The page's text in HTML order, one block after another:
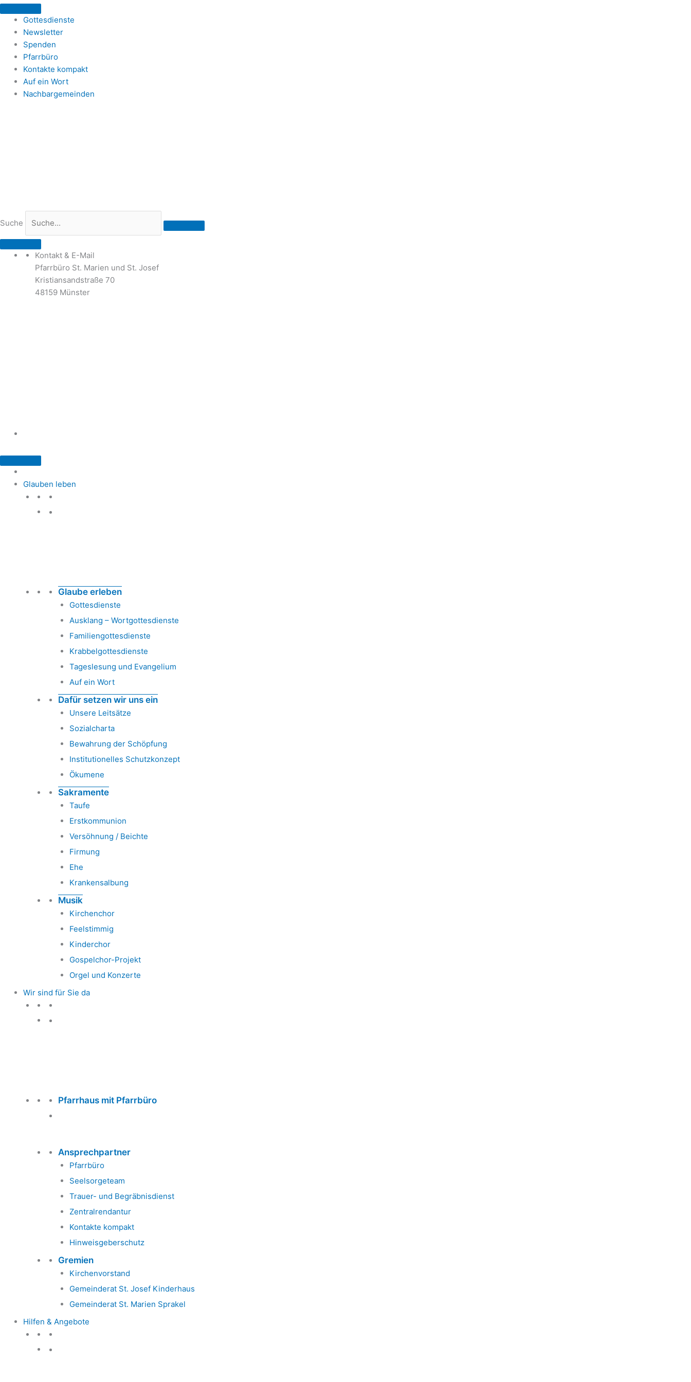
Zum
Inhalt
springen
Gottesdienste
Newsletter
Spenden
Pfarrbüro
Kontakte kompakt
Auf ein Wort
Nachbargemeinden
Suche
Kontakt & E-Mail
Pfarrbüro St. Marien und St. Josef
Kristiansandstraße 70
48159 Münster
Glauben leben
Glaube erleben
Gottesdienste
Ausklang – Wortgottesdienste
Familiengottesdienste
Krabbelgottesdienste
Tageslesung und Evangelium
Auf ein Wort
Dafür setzen wir uns ein
Unsere Leitsätze
Sozialcharta
Bewahrung der Schöpfung
Institutionelles Schutzkonzept
Ökumene
Sakramente
Taufe
Erstkommunion
Versöhnung / Beichte
Firmung
Ehe
Krankensalbung
Musik
Kirchenchor
Feelstimmig
Kinderchor
Gospelchor-Projekt
Orgel und Konzerte
Wir sind für Sie da
Pfarrhaus mit Pfarrbüro
Ansprechpartner
Pfarrbüro
Seelsorgeteam
Trauer- und Begräbnisdienst
Zentralrendantur
Kontakte kompakt
Hinweisgeberschutz
Gremien
Kirchenvorstand
Gemeinderat St. Josef Kinderhaus
Gemeinderat St. Marien Sprakel
Hilfen & Angebote